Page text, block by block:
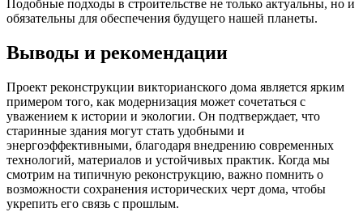
Подобные подходы в строительстве не только актуальны, но и
обязательны для обеспечения будущего нашей планеты.
Выводы и рекомендации
Проект реконструкции викторианского дома является ярким
примером того, как модернизация может сочетаться с
уважением к истории и экологии. Он подтверждает, что
старинные здания могут стать удобными и
энергоэффективными, благодаря внедрению современных
технологий, материалов и устойчивых практик. Когда мы
смотрим на типичную реконструкцию, важно помнить о
возможности сохранения исторических черт дома, чтобы
укрепить его связь с прошлым.